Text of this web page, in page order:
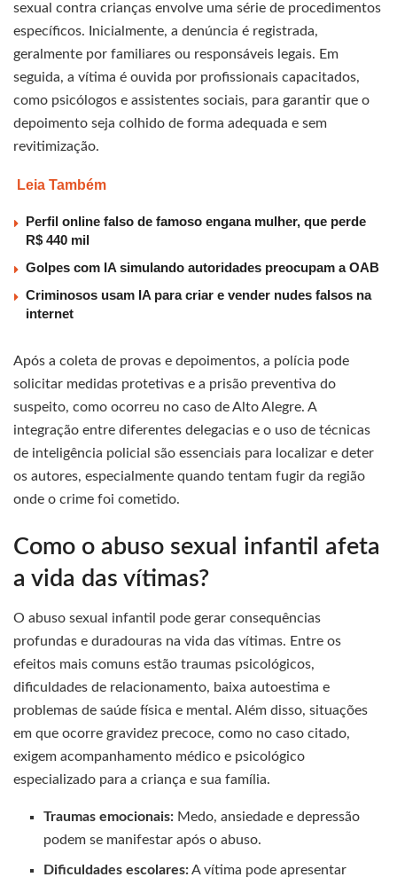
sexual contra crianças envolve uma série de procedimentos
específicos. Inicialmente, a denúncia é registrada,
geralmente por familiares ou responsáveis legais. Em
seguida, a vítima é ouvida por profissionais capacitados,
como psicólogos e assistentes sociais, para garantir que o
depoimento seja colhido de forma adequada e sem
revitimização.
Leia Também
Perfil online falso de famoso engana mulher, que perde
R$ 440 mil
Golpes com IA simulando autoridades preocupam a OAB
Criminosos usam IA para criar e vender nudes falsos na
internet
Após a coleta de provas e depoimentos, a polícia pode
solicitar medidas protetivas e a prisão preventiva do
suspeito, como ocorreu no caso de Alto Alegre. A
integração entre diferentes delegacias e o uso de técnicas
de inteligência policial são essenciais para localizar e deter
os autores, especialmente quando tentam fugir da região
onde o crime foi cometido.
Como o abuso sexual infantil afeta
a vida das vítimas?
O abuso sexual infantil pode gerar consequências
profundas e duradouras na vida das vítimas. Entre os
efeitos mais comuns estão traumas psicológicos,
dificuldades de relacionamento, baixa autoestima e
problemas de saúde física e mental. Além disso, situações
em que ocorre gravidez precoce, como no caso citado,
exigem acompanhamento médico e psicológico
especializado para a criança e sua família.
Traumas emocionais: Medo, ansiedade e depressão
podem se manifestar após o abuso.
Dificuldades escolares:A vítima pode apresentar